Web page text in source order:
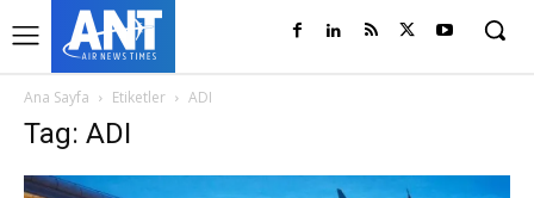
Ana Sayfa Etiketler ADI
Tag: ADI